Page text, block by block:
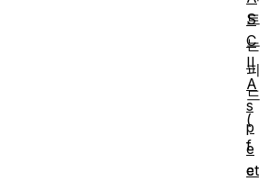
트
는
피
드
(
f
e
S
C
II
A
s
p
e
ct